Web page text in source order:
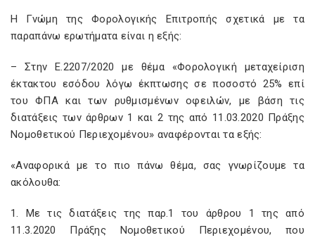
Η Γνώμη της Φορολογικής Επιτροπής σχετικά με τα
παραπάνω ερωτήματα είναι η εξής:
– Στην Ε.2207/2020 με θέμα «Φορολογική μεταχείριση
έκτακτου εσόδου λόγω έκπτωσης σε ποσοστό 25% επί
του ΦΠΑ και των ρυθμισμένων οφειλών, με βάση τις
διατάξεις των άρθρων 1 και 2 της από 11.03.2020 Πράξης
Νομοθετικού Περιεχομένου» αναφέρονται τα εξής:
«Αναφορικά με το πιο πάνω θέμα, σας γνωρίζουμε τα
ακόλουθα:
1. Με τις διατάξεις της παρ.1 του άρθρου 1 της από
11.3.2020 Πράξης Νομοθετικού Περιεχομένου, που